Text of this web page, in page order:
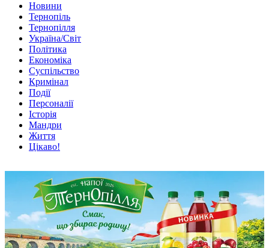
Новини
Тернопіль
Тернопілля
Україна/Світ
Політика
Економіка
Суспільство
Кримінал
Події
Персоналії
Історія
Мандри
Життя
Цікаво!